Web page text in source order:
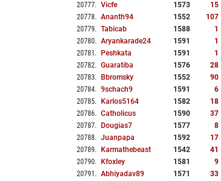
20777. Vicfe 1573 15
20778. Ananth94 1552 107
20779. Tabicab 1588 1
20780. Aryankarade24 1591 1
20781 . Peshkata 1591 1
20782. Guaratiba 1576 28
20783. Bbromsky 1552 90
20784. 9schach9 1591 6
20785. Karlos5164 1582 18
20786. Catholicus 1590 37
20787. Dougias7 1577 8
20788. Juanpapa 1592 17
20789. Karmathebeast 1542 41
20790. Kfoxley 1581 9
20791 . Abhiyadav89 1571 33